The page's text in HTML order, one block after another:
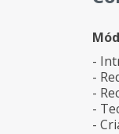
-
-
-
-
-